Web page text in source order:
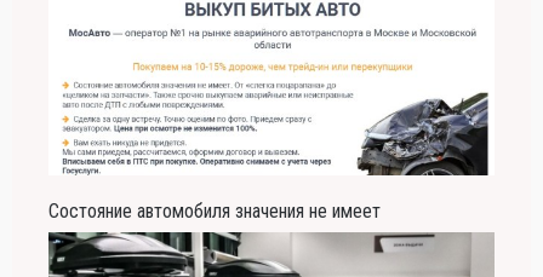
Состояние автомобиля значения не имеет